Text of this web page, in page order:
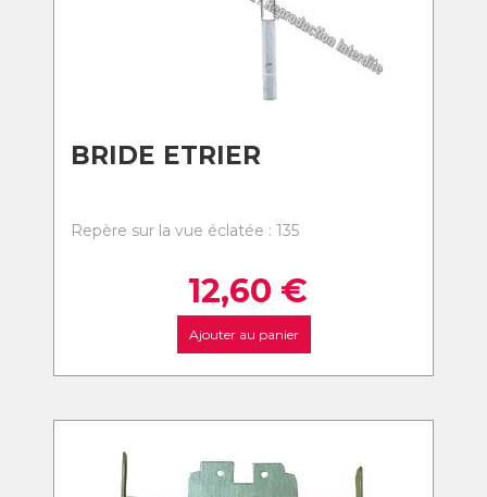
BRIDE ETRIER
Repère sur la vue éclatée : 135
12,60 €
Ajouter au panier